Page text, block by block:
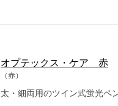
オプテックス・ケア 赤
（赤）
太・細両用のツイン式蛍光ペ